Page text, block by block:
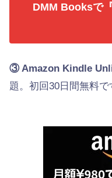
DMM Booksで
③ Amazon Kindle
題。初回30日間無料で